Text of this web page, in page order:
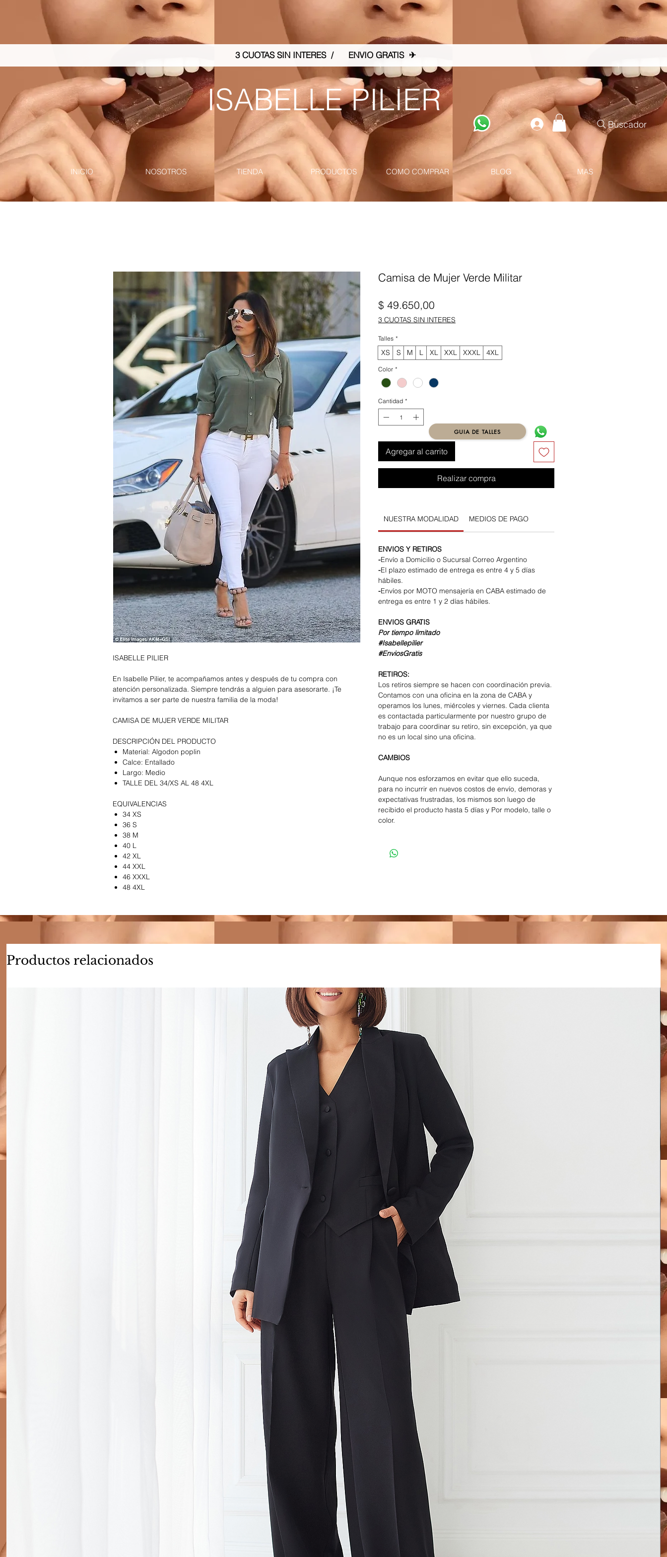
3 CUOTAS SIN INTERES / ENVIO GRATIS ✈
ISABELLE PILIER
Buscador
INICIO NOSOTROS TIENDA PRODUCTOS COMO COMPRAR BLOG MAS
ISABELLE PILIER
En Isabelle Pilier, te acompañamos antes y después de tu compra con
atención personalizada. Siempre tendrás a alguien para asesorarte. ¡Te
invitamos a ser parte de nuestra familia de la moda!
CAMISA DE MUJER VERDE MILITAR
DESCRIPCIÓN DEL PRODUCTO
Material: Algodon poplin
Calce: Entallado
Largo: Medio
TALLE DEL 34/XS AL 48 4XL
EQUIVALENCIAS
34 XS
36 S
38 M
40 L
42 XL
44 XXL
46 XXXL
48 4XL
Camisa de Mujer Verde Militar
$ 49.650,00
3 CUOTAS SIN INTERES
Talles *
XS S M L XL XXL XXXL 4XL
Color *
Cantidad *
Agregar al carrito
Realizar compra
NUESTRA MODALIDAD MEDIOS DE PAGO
ENVIOS Y RETIROS
-Envío a Domicilio o Sucursal Correo Argentino
-El plazo estimado de entrega es entre 4 y 5 días
hábiles.
-Envíos por MOTO mensajería en CABA estimado de
entrega es entre 1 y 2 días hábiles.
ENVIOS GRATIS
Por tiempo limitado
#Isabellepilier
#EnviosGratis
RETIROS:
Los retiros siempre se hacen con coordinación previa.
Contamos con una oficina en la zona de CABA y
operamos los lunes, miércoles y viernes. Cada clienta
es contactada particularmente por nuestro grupo de
trabajo para coordinar su retiro, sin excepción, ya que
no es un local sino una oficina.
CAMBIOS
Aunque nos esforzamos en evitar que ello suceda,
para no incurrir en nuevos costos de envío, demoras y
expectativas frustradas, los mismos son luego de
recibido el producto hasta 5 días y Por modelo, talle o
color.
GUIA DE TALLES
Productos relacionados